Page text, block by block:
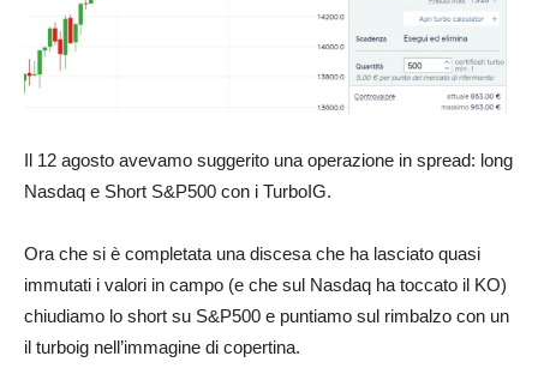
Il 12 agosto avevamo suggerito una operazione in spread: long
Nasdaq e Short S&P500 con i TurboIG.
Ora che si è completata una discesa che ha lasciato quasi
immutati i valori in campo (e che sul Nasdaq ha toccato il KO)
chiudiamo lo short su S&P500 e puntiamo sul rimbalzo con un
il turboig nell’immagine di copertina.